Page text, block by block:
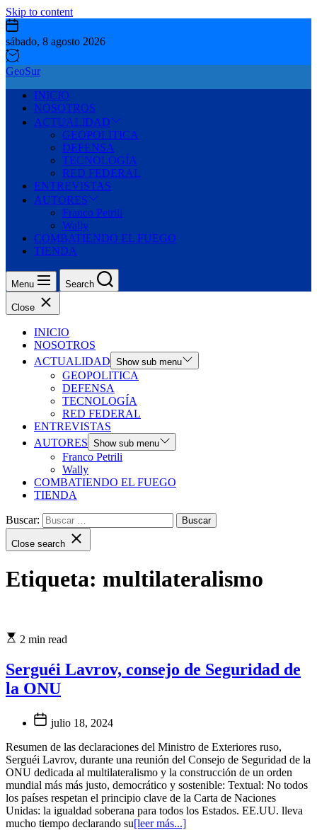
Skip to content
sábado, 8 agosto 2026
GeoSur
INICIO
NOSOTROS
ACTUALIDAD
GEOPOLITICA
DEFENSA
TECNOLOGÍA
RED FEDERAL
ENTREVISTAS
AUTORES
Franco Petrili
Wally
COMBATIENDO EL FUEGO
TIENDA
Menu Search
Close
INICIO
NOSOTROS
ACTUALIDAD Show sub menu
GEOPOLITICA
DEFENSA
TECNOLOGÍA
RED FEDERAL
ENTREVISTAS
AUTORES Show sub menu
Franco Petrili
Wally
COMBATIENDO EL FUEGO
TIENDA
Buscar:
Close search
Etiqueta: multilateralismo
2 min read
Serguéi Lavrov, consejo de Seguridad de
la ONU
julio 18, 2024
Resumen de las declaraciones del Ministro de Exteriores ruso,
Serguéi Lavrov, durante una reunión del Consejo de Seguridad de la
ONU dedicada al multilateralismo y la construcción de un orden
mundial más más justo, democrático y sostenible: Textual: No todos
los países respetan el principio clave de la Carta de Naciones
Unidas: la igualdad soberana para todos los Estados. EE.UU. lleva
mucho tiempo declarando su[leer más...]